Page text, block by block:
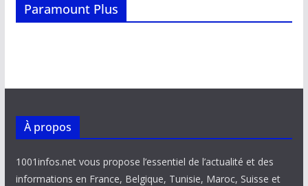
Paramount Plus
À propos
1001infos.net vous propose l’essentiel de l’actualité et des
informations en France, Belgique, Tunisie, Maroc, Suisse et